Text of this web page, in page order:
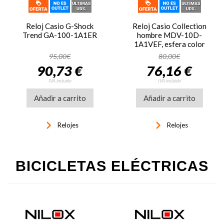
una alternativa muy
eficiente para climatizar
viviendas modernas.
También conviene analizar
térmico, orientación de la
vivienda y hábitos de uso.
Un equipo correctamente
consumirá menos y
resultados que uno
Importancia del
sistemas de climatización
Reloj Casio G-Shock
Trend GA-100-1A1ER
95,00€
90,73 €
IVA incluido
Añadir a carrito
keyboard_arrow_right Relojes
Reloj Casio Collection
hombre MDV-10D-
1A1VEF, esfera color
negro
80,00€
76,16 €
IVA incluido
Añadir a carrito
keyboard_arrow_right Relojes
BICICLETAS ELÉCTRICAS